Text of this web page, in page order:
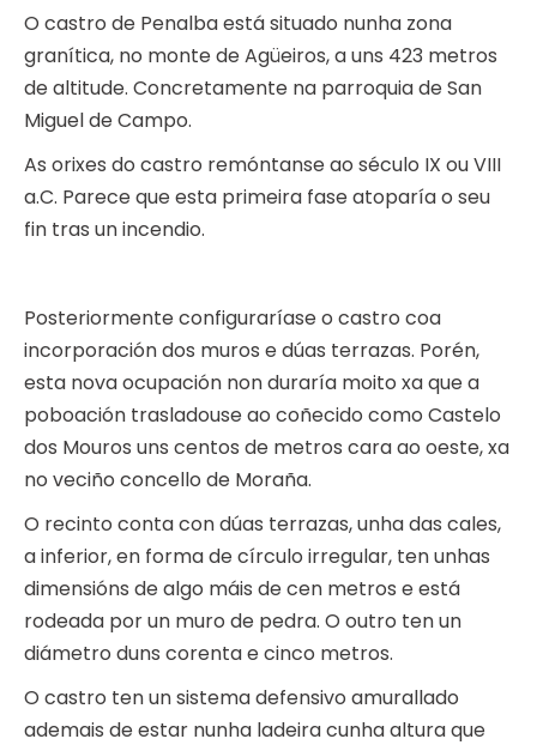
O castro de Penalba está situado nunha zona
granítica, no monte de Agüeiros, a uns 423 metros
de altitude. Concretamente na parroquia de San
Miguel de Campo.
As orixes do castro remóntanse ao século IX ou VIII
a.C. Parece que esta primeira fase atoparía o seu
fin tras un incendio.
Posteriormente configuraríase o castro coa
incorporación dos muros e dúas terrazas. Porén,
esta nova ocupación non duraría moito xa que a
poboación trasladouse ao coñecido como Castelo
dos Mouros uns centos de metros cara ao oeste, xa
no veciño concello de Moraña.
O recinto conta con dúas terrazas, unha das cales,
a inferior, en forma de círculo irregular, ten unhas
dimensións de algo máis de cen metros e está
rodeada por un muro de pedra. O outro ten un
diámetro duns corenta e cinco metros.
O castro ten un sistema defensivo amurallado
ademais de estar nunha ladeira cunha altura que